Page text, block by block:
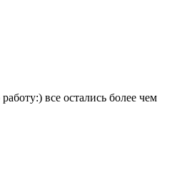
все остались более чем